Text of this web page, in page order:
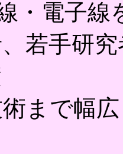
・電子線
若手研
まで幅